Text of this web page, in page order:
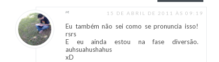
JC 15 DE ABRIL DE 2011 ÀS 09:19
Eu também não sei como se pronuncia isso!
rsrs
E eu ainda estou na fase diversão.
auhsuahushahus
xD